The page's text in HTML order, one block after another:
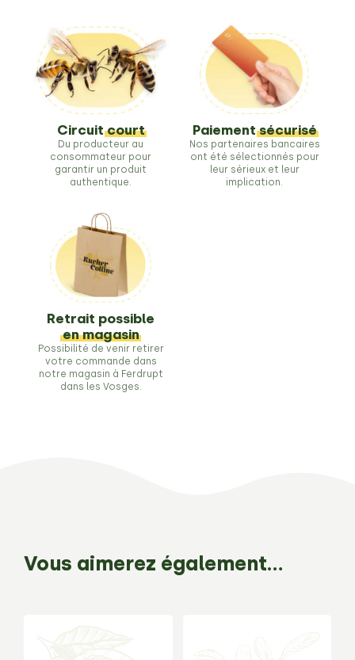
Circuitcourt
Du producteur au
consommateur pour
garantir un produit
authentique.
Paiementsécurisé
Nos partenaires bancaires
ont été sélectionnés pour
leur sérieux et leur
implication.
Retrait possible
en magasin
Possibilité de venir retirer
votre commande dans
notre magasin à Ferdrupt
dans les Vosges.
Vous aimerez également…